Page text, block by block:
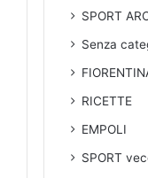
SPORT
Senza
RICETTE
EMPOLI
SPORT